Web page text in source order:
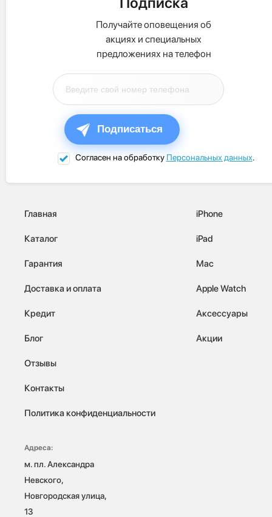
Получайте оповещения об
акциях и специальных
предложениях на телефон
Подписаться
Согласен на обработку Персональных данных.
Главная
Каталог
Гарантия
Доставка и оплата
Кредит
Блог
Отзывы
Контакты
Политика конфиденциальности
iPhone
iPad
Mac
Apple Watch
Аксессуары
Акции
Адреса:
м. пл. Александра
Невского,
Новгородская улица,
13